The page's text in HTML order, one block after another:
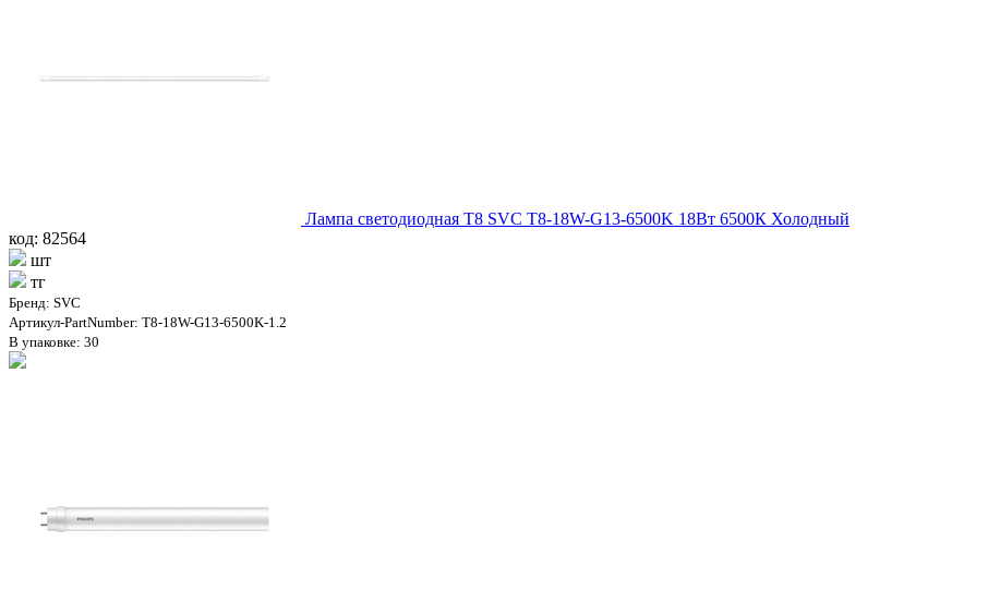
Лампа светодиодная T8 SVC T8-18W-G13-6500K 18Вт 6500К Холодный
код: 82564
шт
тг
Бренд: SVC
Артикул-PartNumber: T8-18W-G13-6500K-1.2
В упаковке: 30